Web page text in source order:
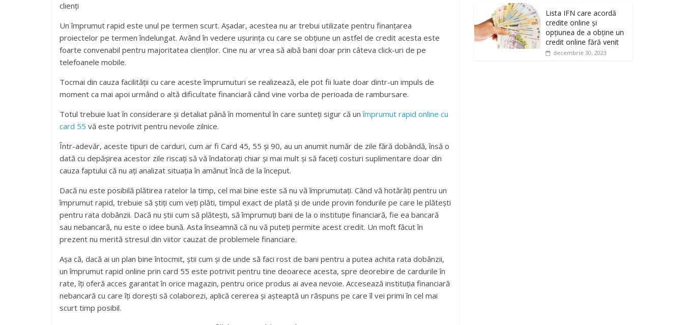
clienți
Un împrumut rapid este unul pe termen scurt. Așadar, acestea nu ar trebui utilizate pentru finanțarea
proiectelor pe termen îndelungat. Având în vedere ușurința cu care se obțiune un astfel de credit acesta este
foarte convenabil pentru majoritatea clienților. Cine nu ar vrea să aibă bani doar prin câteva click-uri de pe
telefoanele mobile.
Tocmai din cauza facilității cu care aceste împrumuturi se realizează, ele pot fii luate doar dintr-un impuls de
moment ca mai apoi urmând o altă dificultate financiară când vine vorba de perioada de rambursare.
Totul trebuie luat în considerare și detaliat până în momentul în care sunteți sigur că unîmprumut rapid online cu
card 55 vă este potrivit pentru nevoile zilnice.
Într-adevăr, aceste tipuri de carduri, cum ar fi Card 45, 55 și 90, au un anumit număr de zile fără dobândă, însă o
dată cu depășirea acestor zile riscați să vă îndatorați chiar și mai mult și să faceți costuri suplimentare doar din
cauza faptului că nu ați analizat situația în amănut încă de la început.
Dacă nu este posibilă plătirea ratelor la timp, cel mai bine este să nu vă împrumutați. Când vă hotărâți pentru un
împrumut rapid, trebuie să știți cum veți plăti, timpul exact de plată și de unde provin fondurile pe care le plătești
pentru rata dobânzii. Dacă nu știi cum să plătești, să împrumuți bani de la o instituție financiară, fie ea bancară
sau nebancară, nu este o idee bună. Asta înseamnă că nu vă puteți permite acest credit. Un moft făcut în
prezent nu merită stresul din viitor cauzat de problemele financiare.
Așa că, dacă ai un plan bine întocmit, știi cum și de unde să faci rost de bani pentru a putea achita rata dobânzii,
un împrumut rapid online prin card 55 este potrivit pentru tine deoarece acesta, spre deorebire de cardurile în
rate, îți oferă acces garantat în orice magazin, pentru orice produs ai avea nevoie. Accesează instituția financiară
nebancară cu care îți dorești să colaborezi, aplică cererea și așteaptă un răspuns pe care îl vei primi în cel mai
scurt timp posibil.
Lista IFN care acordă
credite online și
opțiunea de a obține un
credit online fără venit
decembrie 30, 2023